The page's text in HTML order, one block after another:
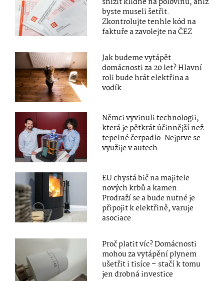
byste museli šetřit.
Zkontrolujte tenhle kód na
faktuře a zavolejte na ČEZ
Jak budeme vytápět
domácnosti za 20 let? Hlavní
roli bude hrát elektřina a
vodík
Němci vyvinuli technologii,
která je pětkrát účinnější než
tepelné čerpadlo. Nejprve se
využije v autech
EU chystá bič na majitele
nových krbů a kamen.
Prodraží se a bude nutné je
připojit k elektřině, varuje
asociace
Proč platit víc? Domácnosti
mohou za vytápění plynem
ušetřit i tisíce – stačí k tomu
jen drobná investice